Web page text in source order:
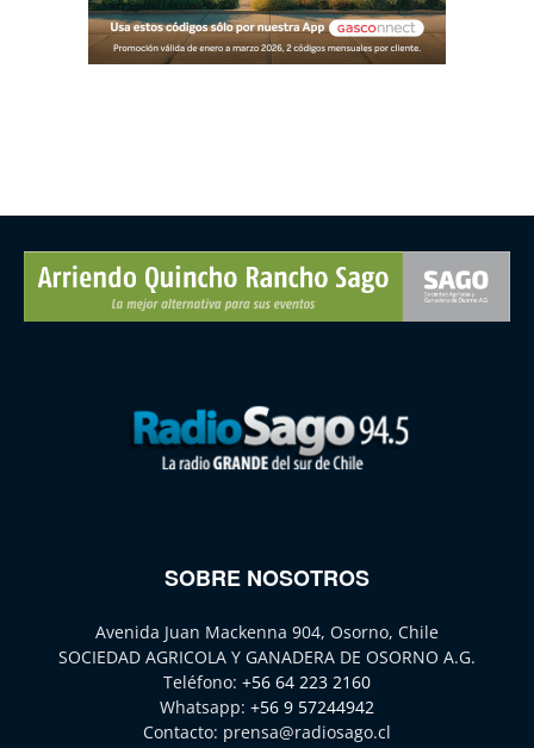
SOBRE NOSOTROS
Avenida Juan Mackenna 904, Osorno, Chile
SOCIEDAD AGRICOLA Y GANADERA DE OSORNO A.G.
Teléfono: +56 64 223 2160
Whatsapp: +56 9 57244942
Contacto: prensa@radiosago.cl